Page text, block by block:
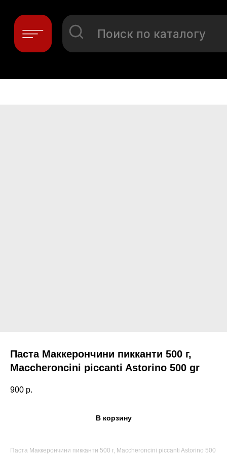
Поиск по каталогу
Паста Маккерончини пикканти 500 г,
Maccheroncini piccanti Astorino 500 gr
900 р.
В корзину
Паста Маккерончини пикканти 500 г, Maccheroncini piccanti Astorino 500
Поиск по каталогу